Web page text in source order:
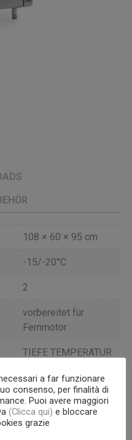
108 × 60 × 95 cm
-15/-20°C
2
vorbereitet für
Fernmotor
TIEFE TEMPERATUR
60
325×430 mm Roste
665
a far funzionare
consenso, per finalità di
Puoi avere maggiori
(Clicca qui) e bloccare
grazie